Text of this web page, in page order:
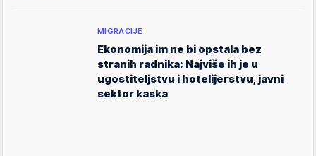
MIGRACIJE
Ekonomija im ne bi opstala bez
stranih radnika: Najviše ih je u
ugostiteljstvu i hotelijerstvu, javni
sektor kaska